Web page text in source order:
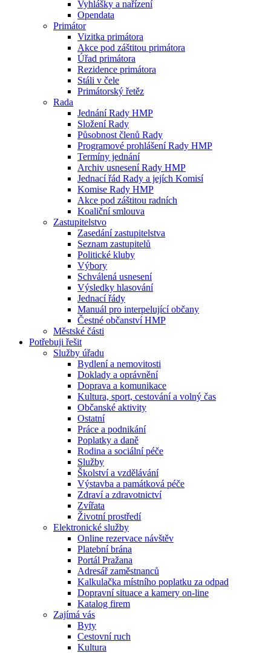
Vyhlášky a nařízení
Opendata
Primátor
Vizitka primátora
Akce pod záštitou primátora
Úřad primátora
Rezidence primátora
Stáli v čele
Primátorský řetěz
Rada
Jednání Rady HMP
Složení Rady
Působnost členů Rady
Programové prohlášení Rady HMP
Termíny jednání
Archiv usnesení Rady HMP
Jednací řád Rady a jejích Komisí
Komise Rady HMP
Akce pod záštitou radních
Koaliční smlouva
Zastupitelstvo
Zasedání zastupitelstva
Seznam zastupitelů
Politické kluby
Výbory
Schválená usnesení
Výsledky hlasování
Jednací řády
Manuál pro interpelující občany
Čestné občanství HMP
Městské části
Potřebuji řešit
Služby úřadu
Bydlení a nemovitosti
Doklady a oprávnění
Doprava a komunikace
Kultura, sport, cestování a volný čas
Občanské aktivity
Ostatní
Práce a podnikání
Poplatky a daně
Rodina a sociální péče
Služby
Školství a vzdělávání
Výstavba a památková péče
Zdraví a zdravotnictví
Zvířata
Životní prostředí
Elektronické služby
Online rezervace návštěv
Platební brána
Portál Pražana
Adresář zaměstnanců
Kalkulačka místního poplatku za odpad
Dopravní situace a kamery on-line
Katalog firem
Zajímá vás
Byty
Cestovní ruch
Kultura